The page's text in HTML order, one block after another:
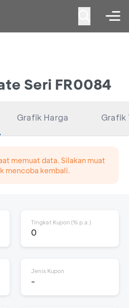
Seri FR0084
Grafik Harga Grafik
memuat data. Silakan muat
mencoba kembali.
Tingkat Kupon (% p.a.)
0
Jenis Kupon
-